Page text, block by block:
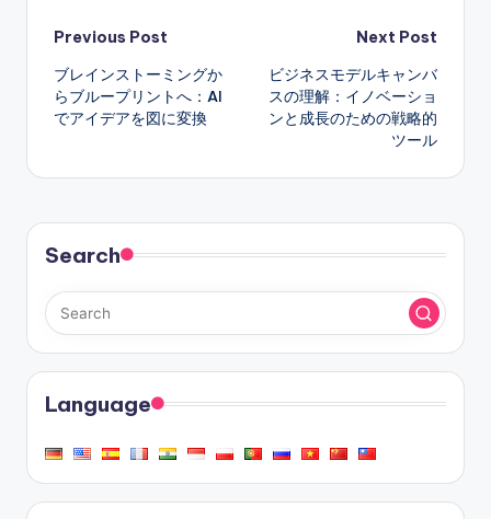
Post
navigation
Previous Post
ブレインストーミングか
らブループリントへ：AI
でアイデアを図に変換
Next Post
ビジネスモデルキャンバ
スの理解：イノベーショ
ンと成長のための戦略的
ツール
Search
Language